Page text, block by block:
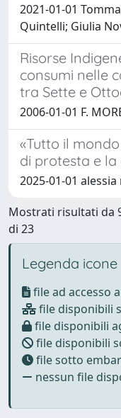
2021-01-01
Quintelli; Giulia
Risorse
consumi nelle
tra Sette e
2006-01-01 F.
«Tutto il
di protesta e
2025-01-01
Mostrati risultati da
di 23
Legenda icone
file ad accesso
file disponibili
file disponibili
file disponibili
file sotto
nessun file